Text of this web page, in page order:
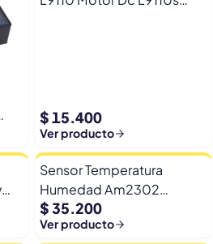
$ 15.400
Ver producto
Sensor Temperatura
Humedad Am2302
Dht22/am2302 Digital
Esp32
$ 35.200
Ver producto